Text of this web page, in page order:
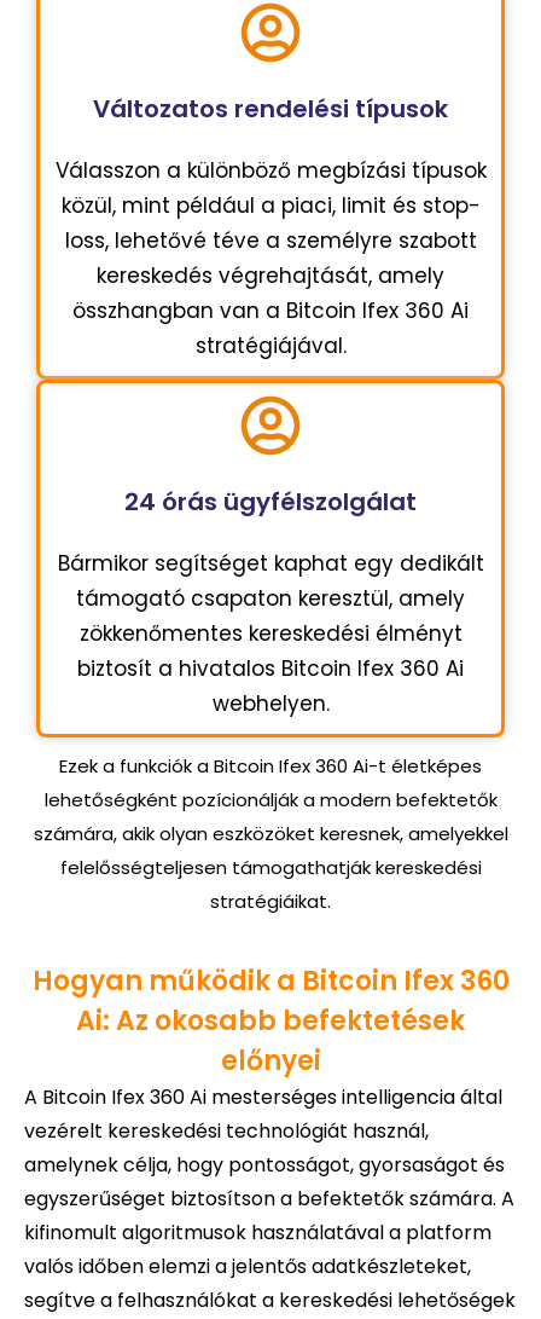
Változatos rendelési típusok
Válasszon a különböző megbízási típusok
közül, mint például a piaci, limit és stop-
loss, lehetővé téve a személyre szabott
kereskedés végrehajtását, amely
összhangban van a Bitcoin Ifex 360 Ai
stratégiájával.
24 órás ügyfélszolgálat
Bármikor segítséget kaphat egy dedikált
támogató csapaton keresztül, amely
zökkenőmentes kereskedési élményt
biztosít a hivatalos Bitcoin Ifex 360 Ai
webhelyen.
Ezek a funkciók a Bitcoin Ifex 360 Ai-t életképes
lehetőségként pozícionálják a modern befektetők
számára, akik olyan eszközöket keresnek, amelyekkel
felelősségteljesen támogathatják kereskedési
stratégiáikat.
Hogyan működik a Bitcoin Ifex 360
Ai: Az okosabb befektetések
előnyei
A Bitcoin Ifex 360 Ai mesterséges intelligencia által
vezérelt kereskedési technológiát használ,
amelynek célja, hogy pontosságot, gyorsaságot és
egyszerűséget biztosítson a befektetők számára. A
kifinomult algoritmusok használatával a platform
valós időben elemzi a jelentős adatkészleteket,
segítve a felhasználókat a kereskedési lehetőségek